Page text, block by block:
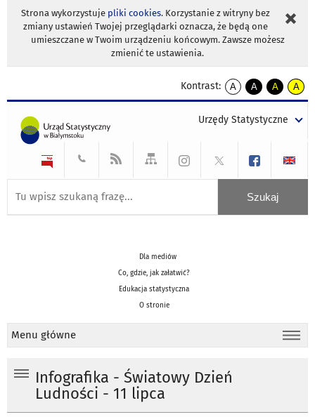
Strona wykorzystuje pliki cookies. Korzystanie z witryny bez
zmiany ustawień Twojej przeglądarki oznacza, że będą one
umieszczane w Twoim urządzeniu końcowym. Zawsze możesz
zmienić te ustawienia.
Kontrast:
A
kontrast
A
kontrast
tekst
czarnym
A
kontrast
tekst
czarnym
A
tekst
żółtym
Urzędy Statystyczne
Dla mediów
Co, gdzie, jak załatwić?
Edukacja statystyczna
O stronie
Menu główne
Infografika - Światowy Dzień
Ludności - 11 lipca